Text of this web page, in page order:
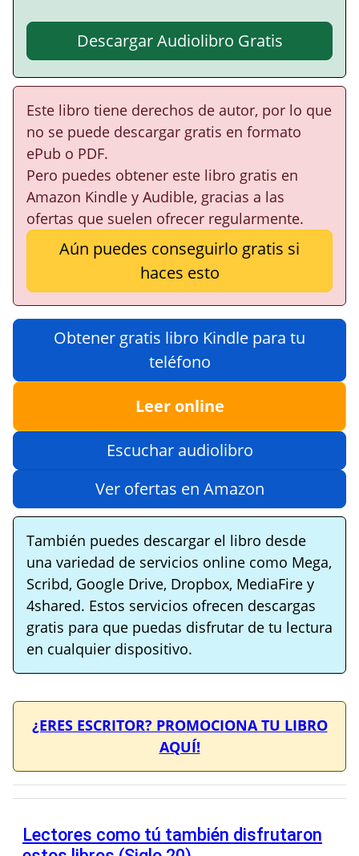
Descargar Audiolibro Gratis
Este libro tiene derechos de autor, por lo que
no se puede descargar gratis en formato
ePub o PDF.
Pero puedes obtener este libro gratis en
Amazon Kindle y Audible, gracias a las
ofertas que suelen ofrecer regularmente.
Aún puedes conseguirlo gratis si
haces esto
Obtener gratis libro Kindle para tu
teléfono
Leer online
Escuchar audiolibro
Ver ofertas en Amazon
También puedes descargar el libro desde
una variedad de servicios online como Mega,
Scribd, Google Drive, Dropbox, MediaFire y
4shared. Estos servicios ofrecen descargas
gratis para que puedas disfrutar de tu lectura
en cualquier dispositivo.
¿ERES ESCRITOR? PROMOCIONA TU LIBRO
AQUÍ!
Lectores como tú también disfrutaron